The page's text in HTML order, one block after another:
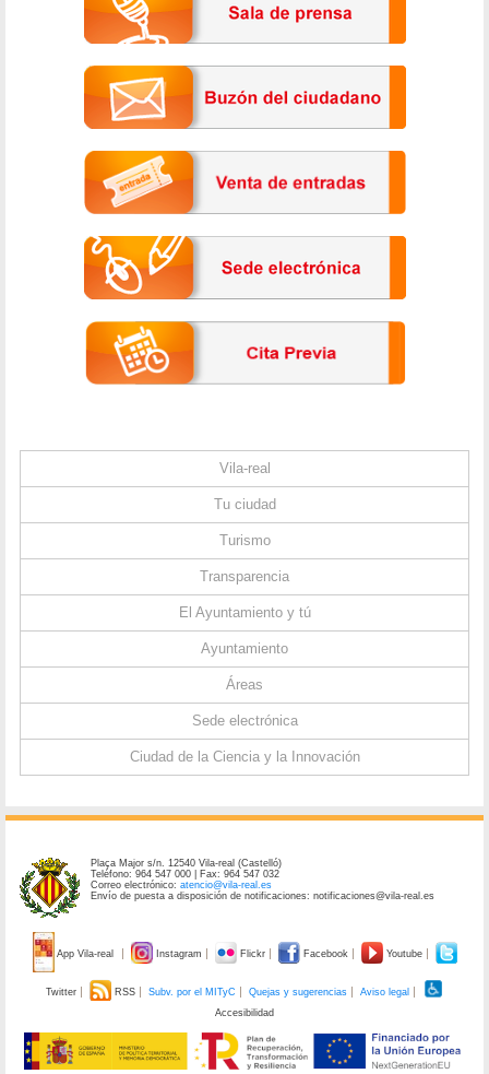
Vila-real
Tu ciudad
Turismo
Transparencia
El Ayuntamiento y tú
Ayuntamiento
Áreas
Sede electrónica
Ciudad de la Ciencia y la Innovación
Plaça Major s/n. 12540 Vila-real (Castelló)
Teléfono: 964 547 000 | Fax: 964 547 032
Correo electrónico:atencio@vila-real.es
Envío de puesta a disposición de notificaciones: notificaciones@vila-real.es
App Vila-real Instagram Flickr Facebook Youtube
Twitter RSS Subv. por el MITyC Quejas y sugerencias
Aviso legal
Accesibilidad